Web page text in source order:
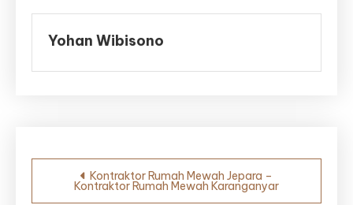
Yohan Wibisono
Navigasi
pos
Kontraktor Rumah Mewah Jepara –
Kontraktor Rumah Mewah Karanganyar